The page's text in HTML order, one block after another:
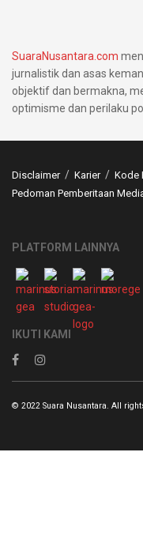
SuaraNusantara.com
jurnalistik dan asas
objektif dan bermakna,
optimisme dan perilaku
Disclaimer Karier Kode
Pedoman Pemberitaan
PLATFORM LAINNYA
IKUTI KAMI
© 2022 Suara Nusantara. All